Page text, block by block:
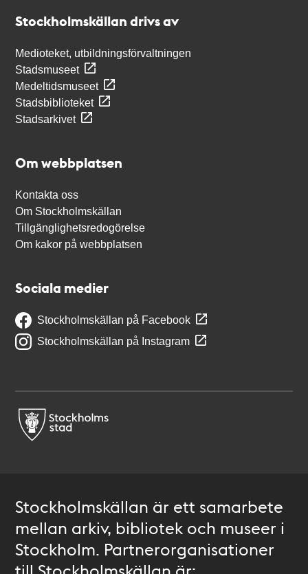
Stockholmskällan drivs av
Medioteket, utbildningsförvaltningen
Stadsmuseet
Medeltidsmuseet
Stadsbiblioteket
Stadsarkivet
Om webbplatsen
Kontakta oss
Om Stockholmskällan
Tillgänglighetsredogörelse
Om kakor på webbplatsen
Sociala medier
Stockholmskällan på Facebook
Stockholmskällan på Instagram
Stockholmskällan är ett samarbete
mellan arkiv, bibliotek och museer i
Stockholm. Partnerorganisationer